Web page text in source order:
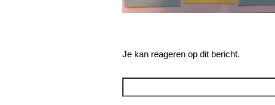
Je kan reageren op dit bericht.